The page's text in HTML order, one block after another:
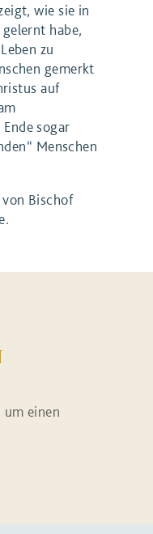
wie sie in
habe,
zu
gemerkt
auf
sogar
Menschen
Bischof
um einen